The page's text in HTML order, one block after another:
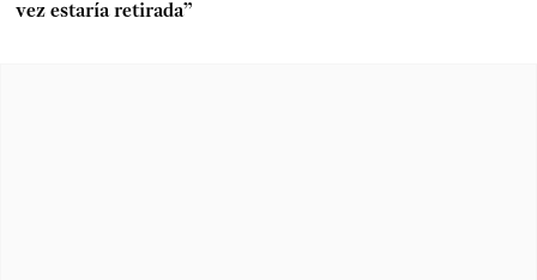
vez estaría retirada”